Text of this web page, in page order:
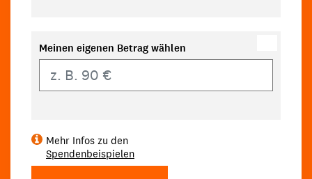
Meinen eigenen Betrag wählen
Mehr Infos zu den
Spendenbeispielen